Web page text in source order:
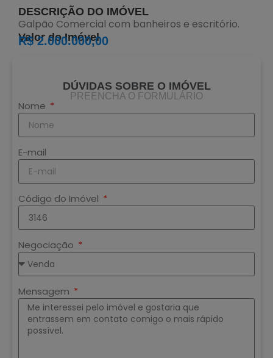
DESCRIÇÃO DO IMÓVEL
Galpão Comercial com banheiros e escritório.
Valor do Imóvel
R$ 2.000.000,00
DÚVIDAS SOBRE O IMÓVEL
PREENCHA O FORMULÁRIO
Nome
E-mail
Código do Imóvel
Negociação
Mensagem